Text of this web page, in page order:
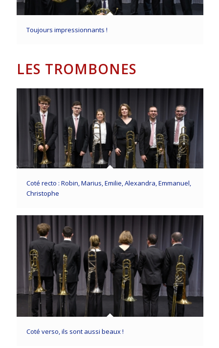
Toujours impressionnants !
LES TROMBONES
Coté recto : Robin, Marius, Emilie, Alexandra, Emmanuel,
Christophe
Coté verso, ils sont aussi beaux !